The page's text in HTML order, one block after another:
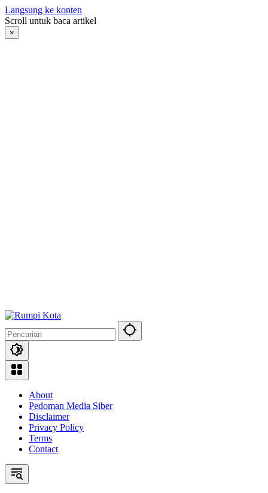
Langsung ke konten
Scroll untuk baca artikel
×
About
Pedoman Media Siber
Disclaimer
Privacy Policy
Terms
Contact